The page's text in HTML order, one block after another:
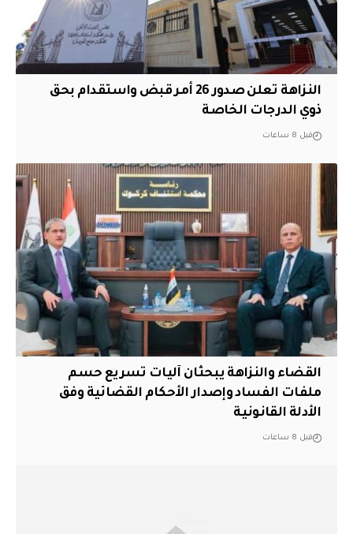
النزاهة تعلن صدور 26 أمر قبض واستقدام بحق
ذوي الدرجات الخاصة
قبل 8 ساعات
القضاء والنزاهة يبحثان آليات تسريع حسم
ملفات الفساد وإصدار الأحكام القضائية وفق
الأدلة القانونية
قبل 8 ساعات